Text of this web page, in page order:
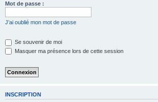
Mot de passe :
J’ai oublié mon mot de passe
Se souvenir de moi
Masquer ma présence lors de cette session
INSCRIPTION